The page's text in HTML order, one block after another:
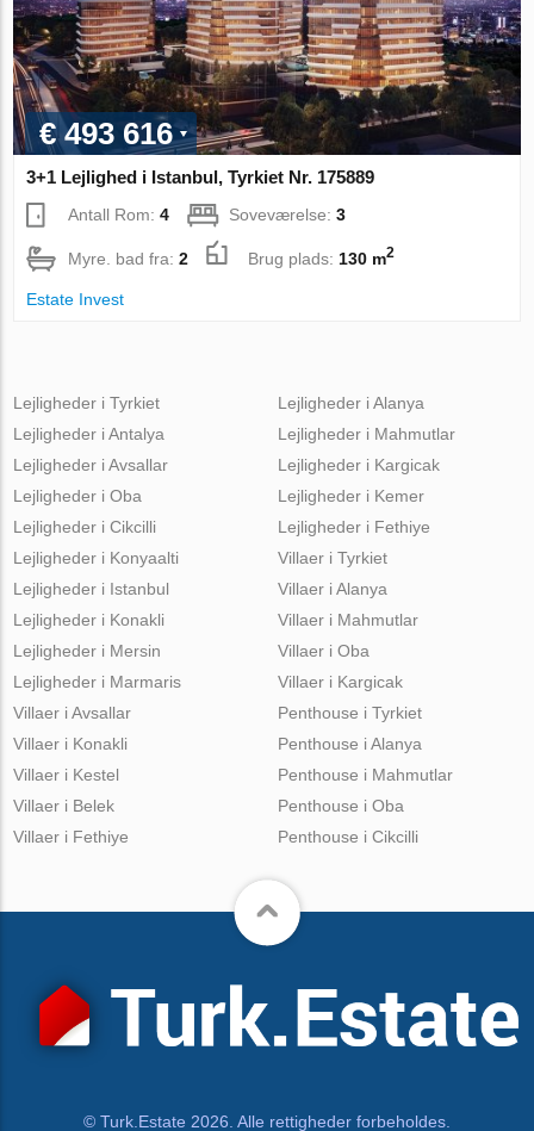
€ 493 616
3+1 Lejlighed i Istanbul, Tyrkiet Nr. 175889
Antall Rom:4 Soveværelse:3
Myre. bad fra:2 Brug plads: 130 m2
Estate Invest
Lejligheder i Tyrkiet
Lejligheder i Antalya
Lejligheder i Avsallar
Lejligheder i Oba
Lejligheder i Cikcilli
Lejligheder i Alanya
Lejligheder i Mahmutlar
Lejligheder i Kargicak
Lejligheder i Kemer
Lejligheder i Fethiye
Lejligheder i Konyaalti
Lejligheder i Istanbul
Lejligheder i Konakli
Lejligheder i Mersin
Lejligheder i Marmaris
Villaer i Tyrkiet
Villaer i Alanya
Villaer i Mahmutlar
Villaer i Oba
Villaer i Kargicak
Villaer i Avsallar
Villaer i Konakli
Villaer i Kestel
Villaer i Belek
Villaer i Fethiye
Penthouse i Tyrkiet
Penthouse i Alanya
Penthouse i Mahmutlar
Penthouse i Oba
Penthouse i Cikcilli
© Turk.Estate 2026. Alle rettigheder forbeholdes.